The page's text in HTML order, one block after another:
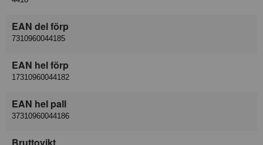
EAN del förp
7310960044185
EAN hel förp
17310960044182
EAN hel pall
37310960044186
Bruttovikt